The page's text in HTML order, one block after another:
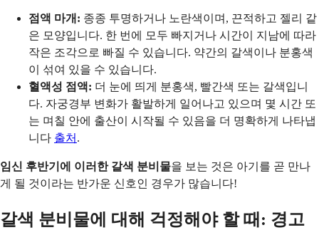
점액 마개: 종종 투명하거나 노란색이며, 끈적하고 젤리 같
은 모양입니다. 한 번에 모두 빠지거나 시간이 지남에 따라
작은 조각으로 빠질 수 있습니다. 약간의 갈색이나 분홍색
이 섞여 있을 수 있습니다.
혈액성 점액: 더 눈에 띄게 분홍색, 빨간색 또는 갈색입니
다. 자궁경부 변화가 활발하게 일어나고 있으며 몇 시간 또
는 며칠 안에 출산이 시작될 수 있음을 더 명확하게 나타냅
니다 출처 .
임신 후반기에 이러한 갈색 분비물을 보는 것은 아기를 곧 만나
게 될 것이라는 반가운 신호인 경우가 많습니다!
갈색 분비물에 대해 걱정해야 할 때: 경고